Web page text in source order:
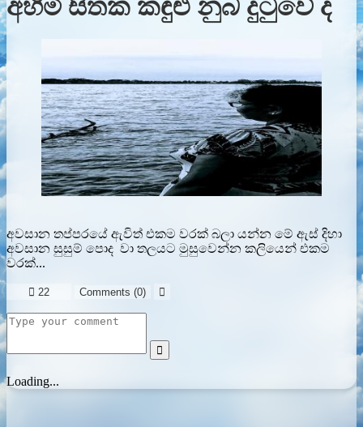
අහිමි සිතක කඳුළු නුබ දුටුවේ ද
අවසාන තප්පරයේ ඇවිත් එකම වරක් බලා යන්න මේ ඇස් දිහා
අවසාන සුසුම් පොද වා තලයට මුසුවෙන්න කලියෙන් එකම
වරක්...
 22 Comments (0) 

Loading...